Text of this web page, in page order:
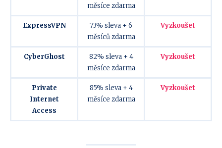
měsíce zdarma
ExpressVPN
73% sleva + 6
měsíců zdarma
Vyzkoušet
CyberGhost
82% sleva + 4
měsíce zdarma
Vyzkoušet
Private
Internet
Access
85% sleva + 4
měsíce zdarma
Vyzkoušet